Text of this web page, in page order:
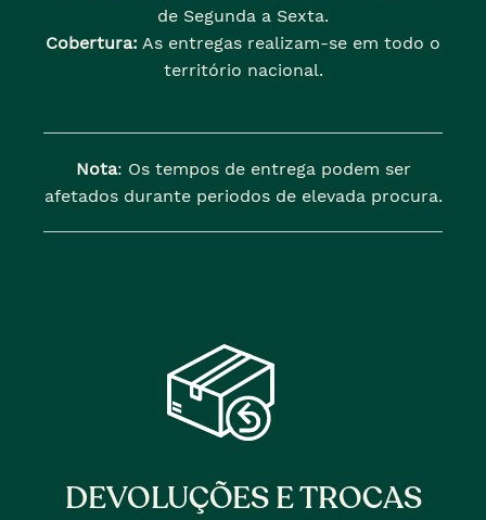
de Segunda a Sexta.
Cobertura: As entregas realizam-se em todo o
território nacional.
Nota: Os tempos de entrega podem ser
afetados durante periodos de elevada procura.
DEVOLUÇÕES E TROCAS